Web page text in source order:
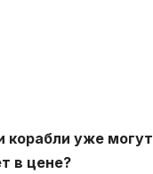
корабли уже могут
в цене?